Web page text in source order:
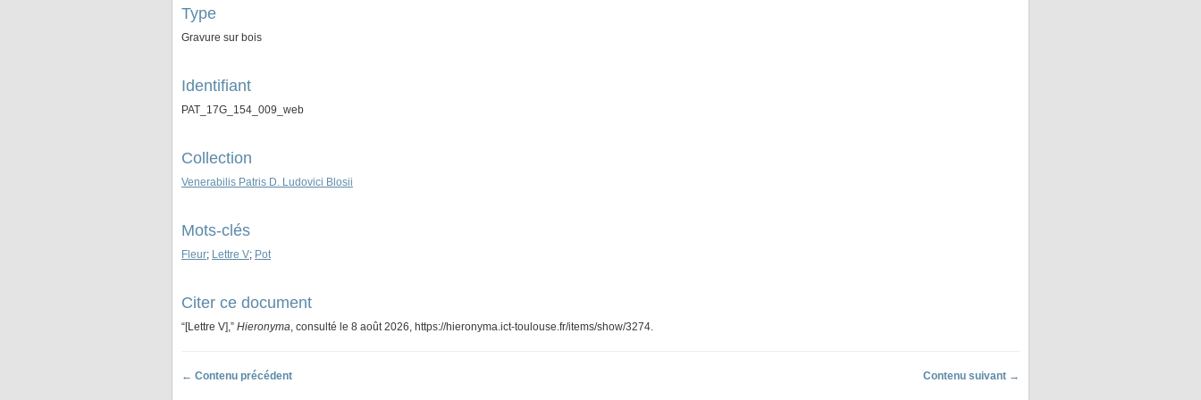
Type
Gravure sur bois
Identifiant
PAT_17G_154_009_web
Collection
Venerabilis Patris D. Ludovici Blosii
Mots-clés
Fleur; Lettre V; Pot
Citer ce document
“[Lettre V],” Hieronyma, consulté le 8 août 2026, https://hieronyma.ict-toulouse.fr/items/show/3274.
← Contenu précédent Contenu suivant →